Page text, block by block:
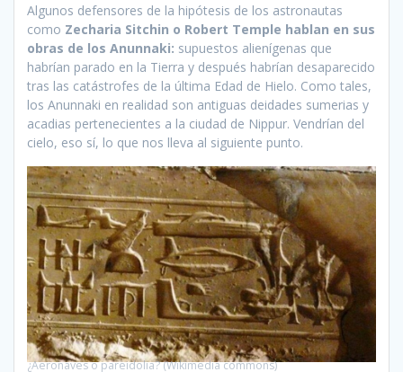
Algunos defensores de la hipótesis de los astronautas
como Zecharia Sitchin o Robert Temple hablan en sus
obras de los Anunnaki: supuestos alienígenas que
habrían parado en la Tierra y después habrían desaparecido
tras las catástrofes de la última Edad de Hielo. Como tales,
los Anunnaki en realidad son antiguas deidades sumerias y
acadias pertenecientes a la ciudad de Nippur. Vendrían del
cielo, eso sí, lo que nos lleva al siguiente punto.
¿Aeronaves o pareidolia? (Wikimedia commons)